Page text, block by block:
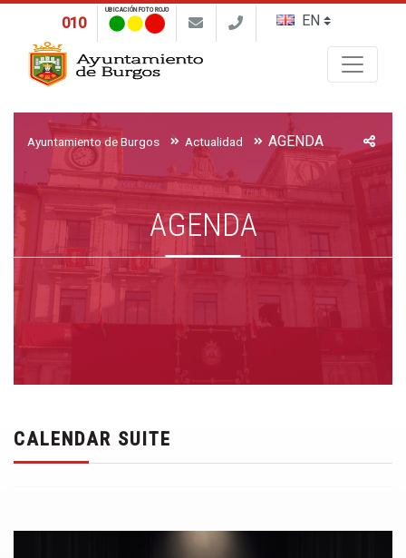
010
UBICACIÓN FOTO ROJO
Ayuntamiento de Burgos Actualidad AGENDA
AGENDA
CALENDAR SUITE